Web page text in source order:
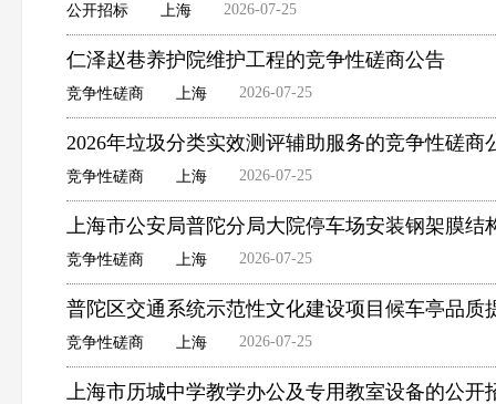
公开招标 上海 2026-07-25
仁泽赵巷养护院维护工程的竞争性磋商公告
竞争性磋商 上海 2026-07-25
2026年垃圾分类实效测评辅助服务的竞争性磋商
竞争性磋商 上海 2026-07-25
上海市公安局普陀分局大院停车场安装钢架膜
竞争性磋商 上海 2026-07-25
普陀区交通系统示范性文化建设项目候车亭品质
竞争性磋商 上海 2026-07-25
上海市历城中学教学办公及专用教室设备的公开